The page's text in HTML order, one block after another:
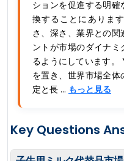
ションを促進する明
換することにありま
さ、深さ、業界との
ントが市場のダイナ
るようにしています
を置き、世界市場全
定と長 ... もっと見る
Key Questions